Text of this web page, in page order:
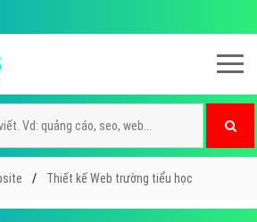
Thiết kế Web trường tiểu học